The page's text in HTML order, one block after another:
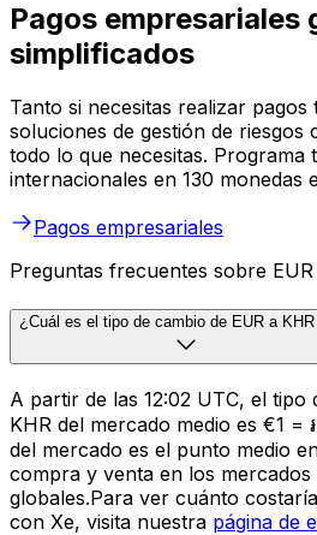
Pagos empresariales
simplificados
Tanto si necesitas realizar
soluciones de gestión de riesgos
todo lo que necesitas. Programa
internacionales en 130 monedas
Pagos empresariales
Preguntas frecuentes sobre
¿Cuál es el tipo de cambio de EUR a
A partir de las 12:02 UTC, el tipo
KHR del mercado medio es €1 =
del mercado es el punto medio
compra y venta en los mercados
globales.Para ver cuánto
con Xe, visita nuestra página de